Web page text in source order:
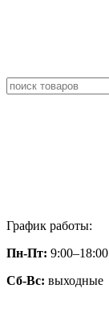
График работы:
Пн-Пт: 9:00–18:00
Сб-Вс: выходные